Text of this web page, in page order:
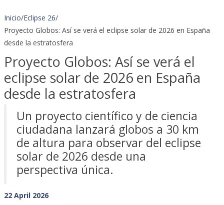
Inicio/Eclipse 26/
Proyecto Globos: Así se verá el eclipse solar de 2026 en España
desde la estratosfera
Proyecto Globos: Así se verá el
eclipse solar de 2026 en España
desde la estratosfera
Un proyecto científico y de ciencia
ciudadana lanzará globos a 30 km
de altura para observar del eclipse
solar de 2026 desde una
perspectiva única.
22 April 2026